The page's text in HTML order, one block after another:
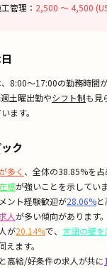
管理： 2,500 〜 4,500
8:00〜17:00の勤務時間が
土曜出勤やシフト制も見
ます。
ク
多く 、全体の38.85%を
感が強いことを示していま
ント経験歓迎が28.06%と
人が多い傾向があります。
が20.14%で、 言語の壁
えます。
高給/好条件の求人が共に